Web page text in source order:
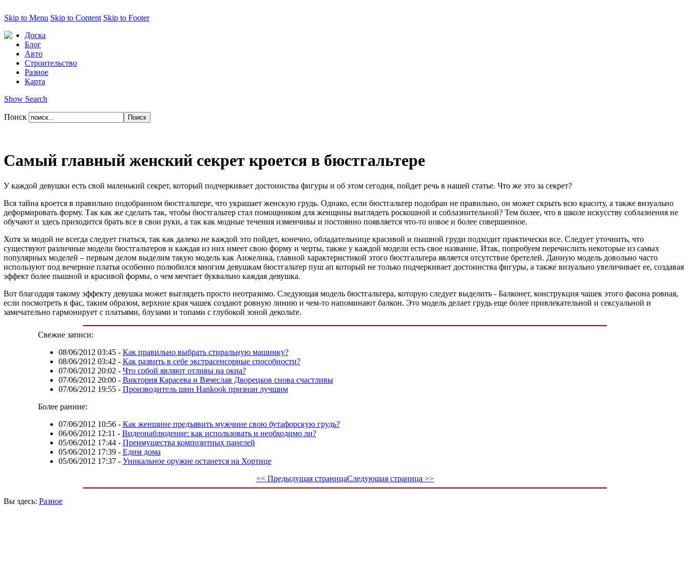
Skip to Menu Skip to Content Skip to Footer
Доска
Блог
Авто
Строительство
Разное
Карта
Show Search
Поиск
Самый главный женский секрет кроется в бюстгальтере
У каждой девушки есть свой маленький секрет, который подчеркивает достоинства фигуры и об этом сегодня, пойдет речь в нашей статье. Что же это за секрет?
Вся тайна кроется в правильно подобранном бюстгальтере, что украшает женскую грудь. Однако, если бюстгальтер подобран не правильно, он может скрыть всю красоту, а также визуально
деформировать форму. Так как же сделать так, чтобы бюстгальтер стал помощником для женщины выглядеть роскошной и соблазнительной? Тем более, что в школе искусству соблазнения не
обучают и здесь приходится брать все в свои руки, а так как модные течения изменчивы и постоянно появляется что-то новое и более совершенное.
Хотя за модой не всегда следует гнаться, так как далеко не каждой это пойдет, конечно, обладательнице красивой и пышной груди подходит практически все. Следует уточнить, что
существуют различные модели бюстгальтеров и каждая из них имеет свою форму и черты, также у каждой модели есть свое название. Итак, попробуем перечислить некоторые из самых
популярных моделей – первым делом выделим такую модель как Анжелика, главной характеристикой этого бюстгальтера является отсутствие бретелей. Данную модель довольно часто
используют под вечерние платья особенно полюбился многим девушкам бюстгальтер пуш ап который не только подчеркивает достоинства фигуры, а также визуально увеличивает ее, создавая
эффект более пышной и красивой формы, о чем мечтает буквально каждая девушка.
Вот благодаря такому эффекту девушка может выглядеть просто неотразимо. Следующая модель бюстгальтера, которую следует выделить - Балконет, конструкция чашек этого фасона ровная,
если посмотреть в фас, таким образом, верхние края чашек создают ровную линию и чем-то напоминают балкон. Это модель делает грудь еще более привлекательной и сексуальной и
замечательно гармонирует с платьями, блузами и топами с глубокой зоной декольте.
Свежие записи:
08/06/2012 03:45- Как правильно выбрать стиральную машинку?
08/06/2012 03:42 - Как развить в себе экстрасенсорные способности?
07/06/2012 20:02 - Что собой являют отливы на окна?
07/06/2012 20:00- Виктория Карасева и Вячеслав Дворецков снова счастливы
07/06/2012 19:55- Производитель шин Hankook признан лучшим
Более ранние:
07/06/2012 10:56- Как женщине предъявить мужчине свою бутафорскую грудь?
06/06/2012 12:11 - Видеонаблюдение: как использовать и необходимо ли?
05/06/2012 17:44- Преимущества композитных панелей
05/06/2012 17:39- Едим дома
05/06/2012 17:37- Уникальное оружие останется на Хортице
<< Предыдущая страницаСледующая страница >>
Вы здесь: Разное